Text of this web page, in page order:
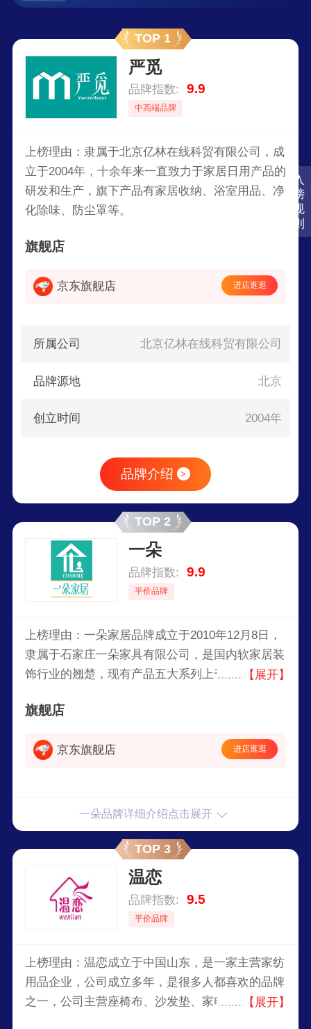
入
榜
规
则
TOP 1
严觅
品牌指数: 9.9
中高端品牌
上榜理由：隶属于北京亿林在线科贸有限公司，成
立于2004年，十余年来一直致力于家居日用产品的
研发和生产，旗下产品有家居收纳、浴室用品、净
化除味、防尘罩等。
旗舰店
京东旗舰店 进店逛逛
所属公司 北京亿林在线科贸有限公司
品牌源地 北京
创立时间 2004年
品牌介绍 >
TOP 2
一朵
品牌指数: 9.9
平价品牌
上榜理由：一朵家居品牌成立于2010年12月8日，
隶属于石家庄一朵家具有限公司，是国内软家居装
饰行业的翘楚，现有产品五大系列上千个花色，是
期为国内各大布艺品牌提供优质的代工生产，产品
【展开】
旗舰店
京东旗舰店 进店逛逛
一朵品牌详细介绍点击展开
TOP 3
温恋
品牌指数: 9.5
平价品牌
上榜理由：温恋成立于中国山东，是一家主营家纺
用品企业，公司成立多年，是很多人都喜欢的品牌
之一，公司主营座椅布、沙发垫、家电罩等等。以
【展开】